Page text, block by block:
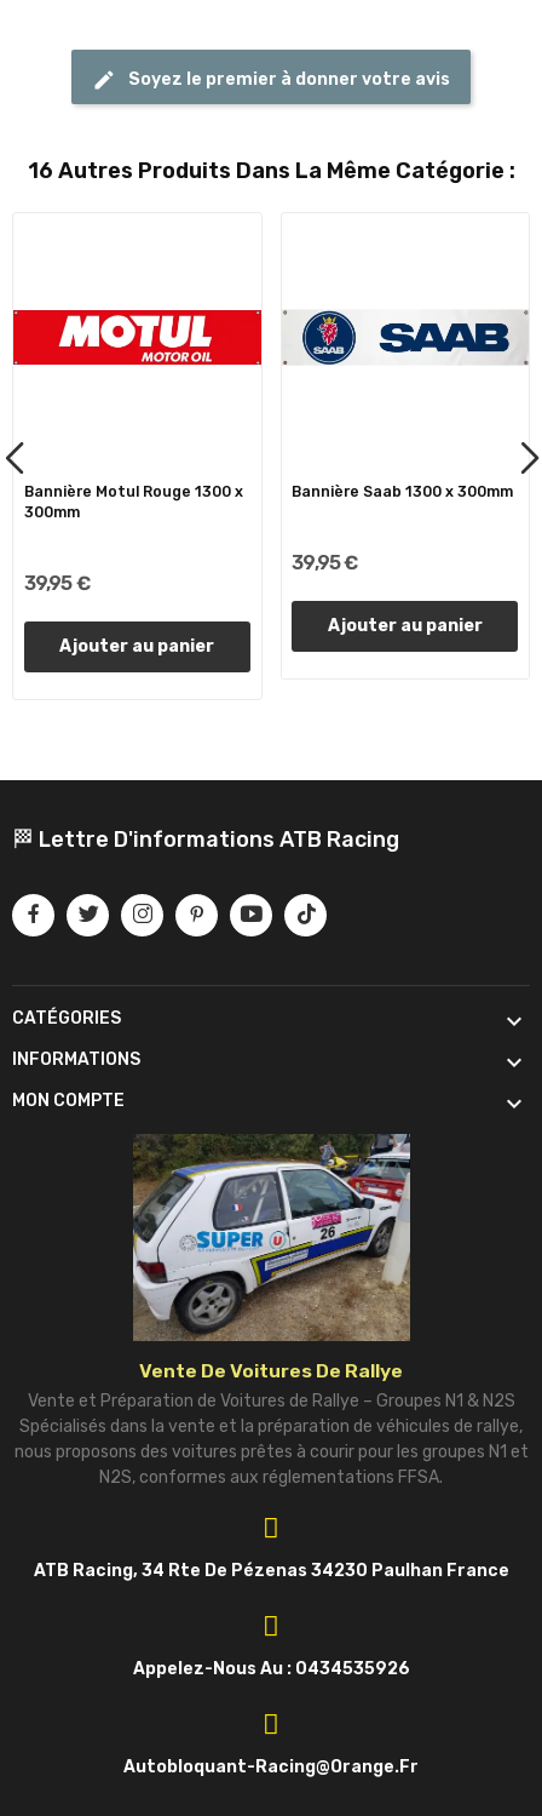
Soyez le premier à donner votre avis
16 Autres Produits Dans La Même Catégorie :
Bannière Motul Rouge 1300 x
300mm
39,95 €
Ajouter au panier
Bannière Saab 1300 x 300mm
39,95 €
Ajouter au panier
🏁 Lettre D'informations ATB Racing
CATÉGORIES 
INFORMATIONS 
MON COMPTE 
Vente De Voitures De Rallye
Vente et Préparation de Voitures de Rallye – Groupes N1 & N2S
Spécialisés dans la vente et la préparation de véhicules de rallye,
nous proposons des voitures prêtes à courir pour les groupes N1 et
N2S, conformes aux réglementations FFSA.
ATB Racing, 34 Rte De Pézenas 34230 Paulhan France
Appelez-Nous Au : 0434535926
Autobloquant-Racing@orange.fr